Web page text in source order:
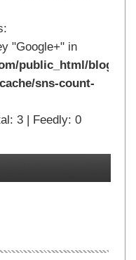
"Google+" in
public_html/
sns-count-
3 | Feedly: 0